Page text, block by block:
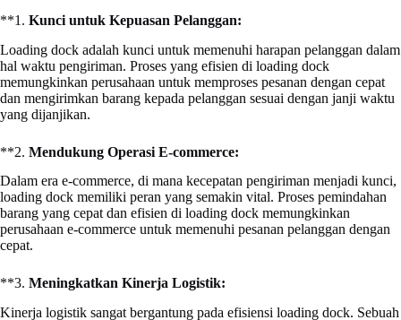
**1. Kunci untuk Kepuasan Pelanggan:
Loading dock adalah kunci untuk memenuhi harapan pelanggan dalam
hal waktu pengiriman. Proses yang efisien di loading dock
memungkinkan perusahaan untuk memproses pesanan dengan cepat
dan mengirimkan barang kepada pelanggan sesuai dengan janji waktu
yang dijanjikan.
**2. Mendukung Operasi E-commerce:
Dalam era e-commerce, di mana kecepatan pengiriman menjadi kunci,
loading dock memiliki peran yang semakin vital. Proses pemindahan
barang yang cepat dan efisien di loading dock memungkinkan
perusahaan e-commerce untuk memenuhi pesanan pelanggan dengan
cepat.
**3. Meningkatkan Kinerja Logistik:
Kinerja logistik sangat bergantung pada efisiensi loading dock. Sebuah